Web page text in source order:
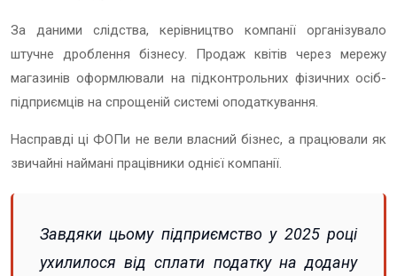
За даними слідства, керівництво компанії організувало
штучне дроблення бізнесу. Продаж квітів через мережу
магазинів оформлювали на підконтрольних фізичних осіб-
підприємців на спрощеній системі оподаткування.
Насправді ці ФОПи не вели власний бізнес, а працювали як
звичайні наймані працівники однієї компанії.
Завдяки цьому підприємство у 2025 році
ухилилося від сплати податку на додану